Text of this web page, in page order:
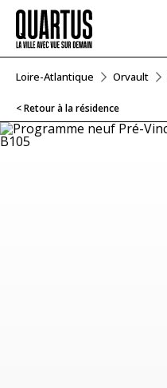
Loire-Atlantique Orvault
< Retour à la résidence